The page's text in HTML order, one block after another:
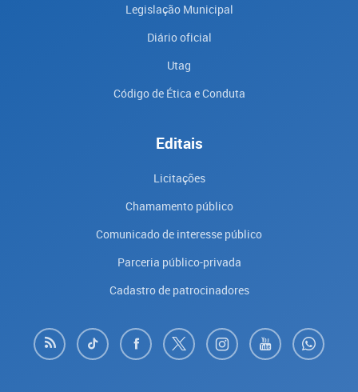
Legislação Municipal
Diário oficial
Utag
Código de Ética e Conduta
Editais
Licitações
Chamamento público
Comunicado de interesse público
Parceria público-privada
Cadastro de patrocinadores